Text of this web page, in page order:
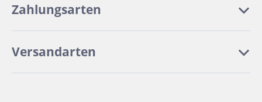
Zahlungsarten
Versandarten